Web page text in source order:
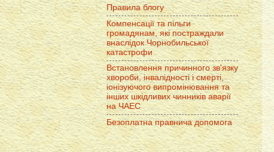
Правила блогу
Компенсації та пільги
громадянам, які постраждали
внаслідок Чорнобильської
катастрофи
Встановлення причинного зв'язку
хвороби, інвалідності і смерті,
іонізуючого випромінювання та
інших шкідливих чинників аварії
на ЧАЕС
Безоплатна правнича допомога